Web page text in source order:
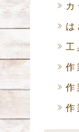
カ
は
工
作
作
作